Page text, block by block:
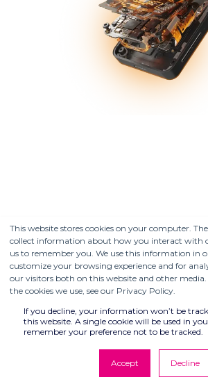
This website stores cookies on your computer.
collect information about how you interact with
us to remember you. We use this information in
customize your browsing experience and for
our visitors both on this website and other
the cookies we use, see our Privacy Policy.
If you decline, your information won’t be
this website. A single cookie will be used in
remember your preference not to be tracked.
Accept Decline